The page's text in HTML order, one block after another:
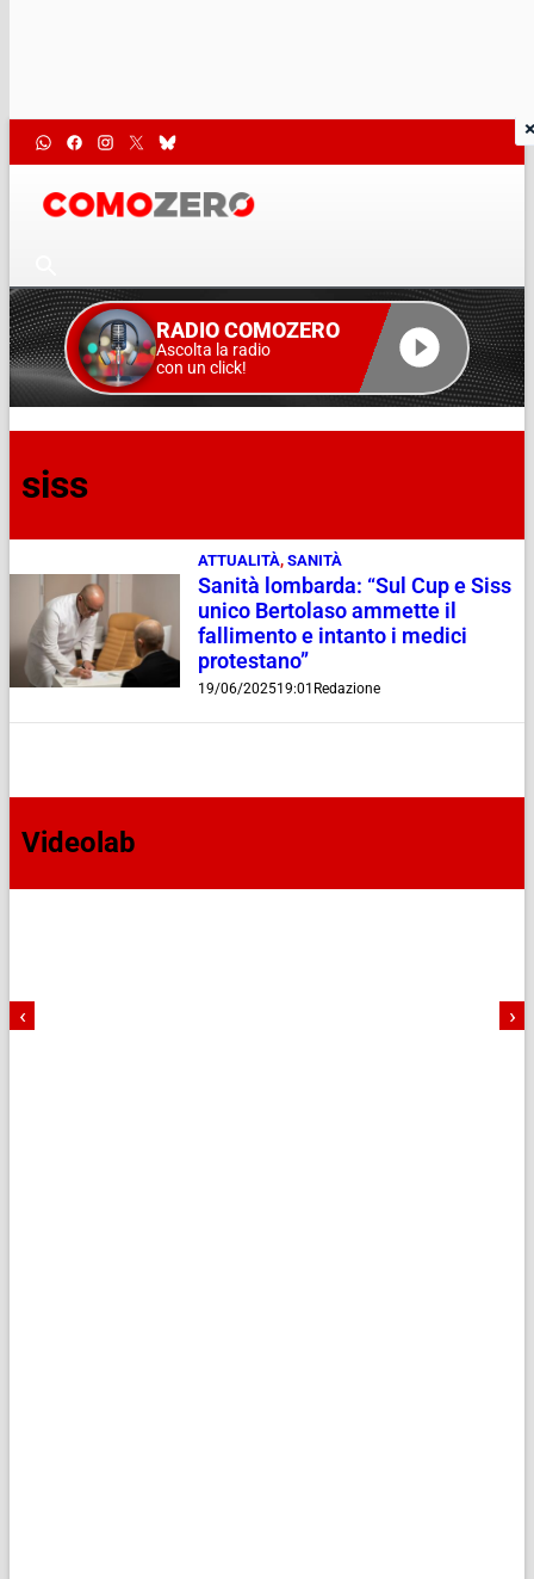
RADIO COMOZERO
Ascolta la radio
con un click!
siss
ATTUALITÀ, SANITÀ
Sanità lombarda: “Sul Cup e Siss
unico Bertolaso ammette il
fallimento e intanto i medici
protestano”
19/06/202519:01 Redazione
Videolab
‹ ›